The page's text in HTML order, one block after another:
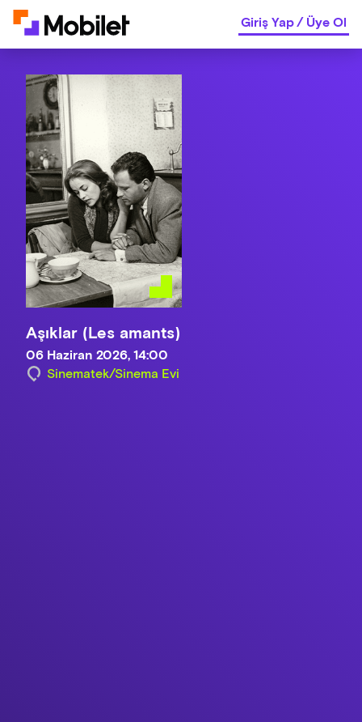
Giriş Yap/Üye Ol
Aşıklar (Les amants)
06 Haziran 2026, 14:00
Sinematek/Sinema Evi